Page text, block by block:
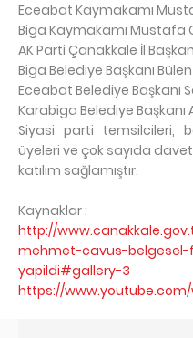
Eceabat Kaymakamı
Biga Kaymakamı Mustafa
AK Parti Çanakkale İl
Biga Belediye Başkanı
Eceabat Belediye Başkanı
Karabiga Belediye Başkanı
Siyasi parti temsilcileri,
üyeleri ve çok sayıda
katılım sağlamıştır.
Kaynaklar :
http://
mehmet-cavus-
yapildi#gallery-3
https://